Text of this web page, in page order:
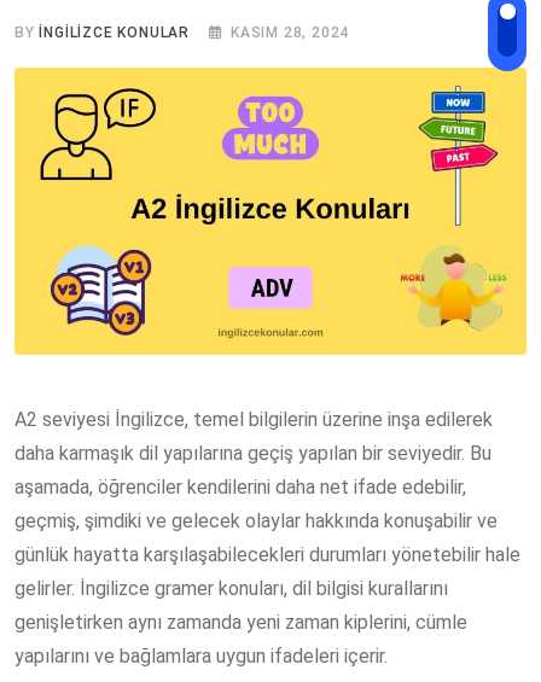
BY İNGILIZCE KONULAR KASIM 28, 2024
A2 seviyesi İngilizce, temel bilgilerin üzerine inşa edilerek
daha karmaşık dil yapılarına geçiş yapılan bir seviyedir. Bu
aşamada, öğrenciler kendilerini daha net ifade edebilir,
geçmiş, şimdiki ve gelecek olaylar hakkında konuşabilir ve
günlük hayatta karşılaşabilecekleri durumları yönetebilir hale
gelirler. İngilizce gramer konuları, dil bilgisi kurallarını
genişletirken aynı zamanda yeni zaman kiplerini, cümle
yapılarını ve bağlamlara uygun ifadeleri içerir.